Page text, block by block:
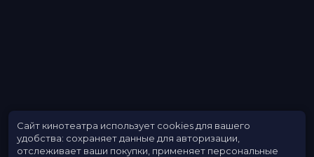
Сайт кинотеатра использует cookies для вашего
удобства: сохраняет данные для авторизации,
отслеживает ваши покупки, применяет персональные